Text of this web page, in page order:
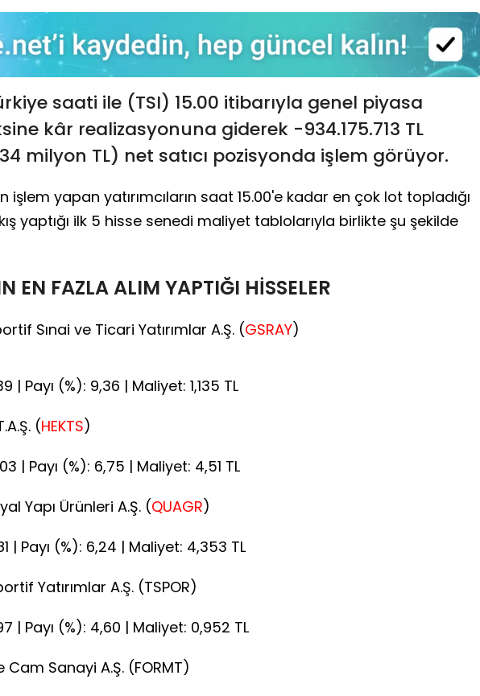
saati ile (TSI) 15.00 itibarıyla genel piyasa
kâr realizasyonuna giderek -934.175.713 TL
milyon TL) net satıcı pozisyonda işlem görüyor.
işlem yapan yatırımcıların saat 15.00'e kadar en çok lot topladığı
yaptığı ilk 5 hisse senedi maliyet tablolarıyla birlikte şu şekilde
EN FAZLA ALIM YAPTIĞI HİSSELER
Sınai ve Ticari Yatırımlar A.Ş. (GSRAY)
| Payı (%): 9,36 | Maliyet: 1,135 TL
(HEKTS)
| Payı (%): 6,75 | Maliyet: 4,51 TL
Yapı Ürünleri A.Ş. (QUAGR)
| Payı (%): 6,24 | Maliyet: 4,353 TL
Yatırımlar A.Ş. (TSPOR)
| Payı (%): 4,60 | Maliyet: 0,952 TL
Sanayi A.Ş. (FORMT)